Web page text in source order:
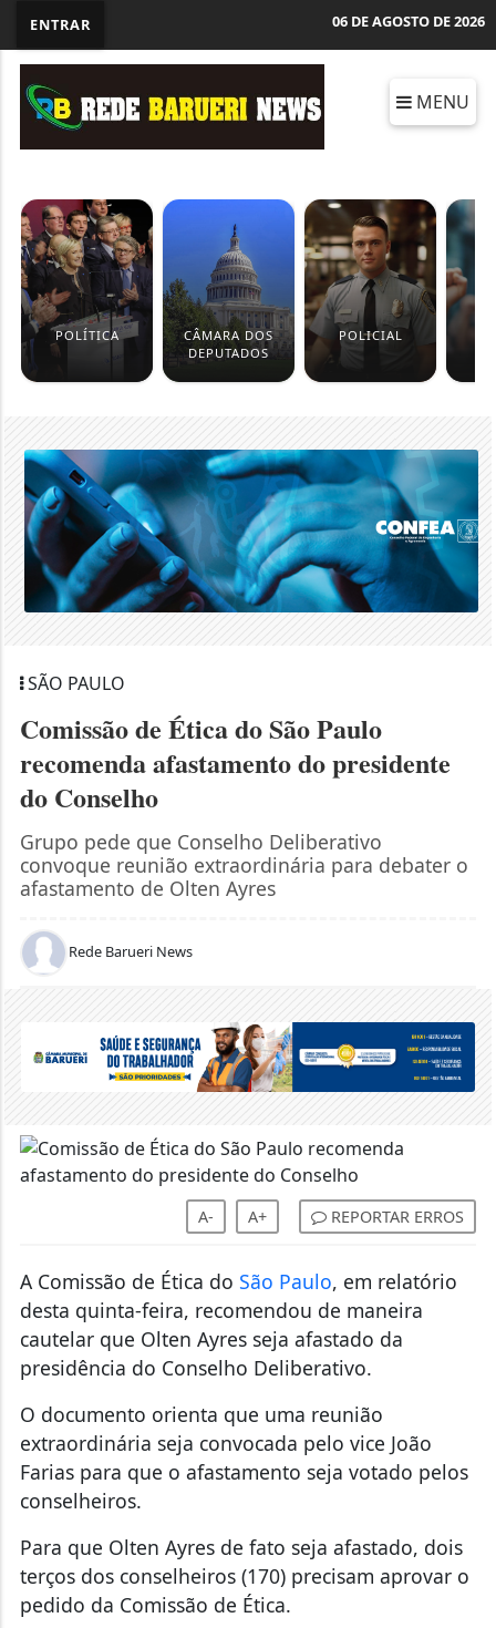
ENTRAR 06 DE AGOSTO DE 2026
MENU
POLÍTICA
CÂMARA DOS
DEPUTADOS
POLICIAL
SÃO PAULO
Comissão de Ética do São Paulo
recomenda afastamento do presidente
do Conselho
Grupo pede que Conselho Deliberativo
convoque reunião extraordinária para debater o
afastamento de Olten Ayres
Rede Barueri News
A- A+ REPORTAR ERROS
A Comissão de Ética do São Paulo, em relatório
desta quinta-feira, recomendou de maneira
cautelar que Olten Ayres seja afastado da
presidência do Conselho Deliberativo.
O documento orienta que uma reunião
extraordinária seja convocada pelo vice João
Farias para que o afastamento seja votado pelos
conselheiros.
Para que Olten Ayres de fato seja afastado, dois
terços dos conselheiros (170) precisam aprovar o
pedido da Comissão de Ética.